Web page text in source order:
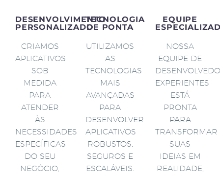
DESENVOLVIMENTO
PERSONALIZADO
CRIAMOS
APLICATIVOS
SOB
MEDIDA
PARA
ATENDER
ÀS
NECESSIDADES
ESPECÍFICAS
DO SEU
NEGÓCIO,
TECNOLOGIA
DE PONTA
UTILIZAMOS
AS
TECNOLOGIAS
MAIS
AVANÇADAS
PARA
DESENVOLVER
APLICATIVOS
ROBUSTOS,
SEGUROS E
ESCALÁVEIS.
EQUIPE
NOSSA
EQUIPE DE
EXPERIENTES
ESTÁ
PRONTA
PARA
TRANSFORMAR
SUAS
IDEIAS EM
REALIDADE,